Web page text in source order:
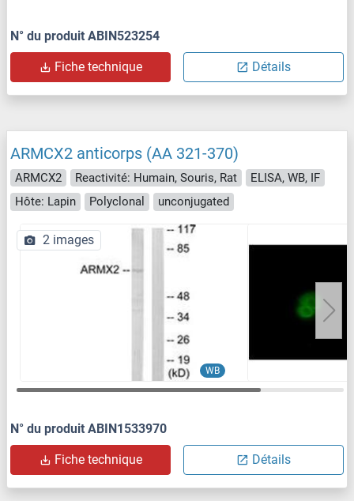
N° du produit ABIN523254
Fiche technique Détails
ARMCX2 anticorps (AA 321-370)
ARMCX2 Reactivité: Humain, Souris, Rat
ELISA, WB, IF
Hôte: Lapin
Polyclonal unconjugated
WB
2 images
N° du produit ABIN1533970
Fiche technique Détails